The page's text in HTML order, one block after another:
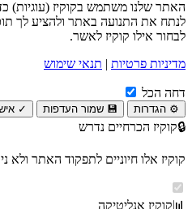
האתר שלנו משתמש בקוקיז (עוגיות)
לנתח את התנועה באתר ולהציע לך
לבחור אילו קוקיז לאשר.
מדיניות פרטיות | תנאי שימוש
דחה הכל
⚙️ הגדרות 💾 שמור העדפות ✓
🔒קוקיז הכרחיים נדרש
קוקיז אלו חיוניים לתפקוד האתר ולא
📊קוקיז אנליטיקה